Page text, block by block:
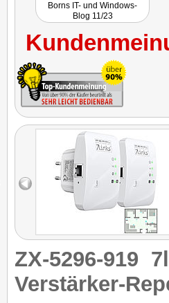
Borns IT- und Windows-
Blog 11/23
ZX-5296-919
Verstärker-